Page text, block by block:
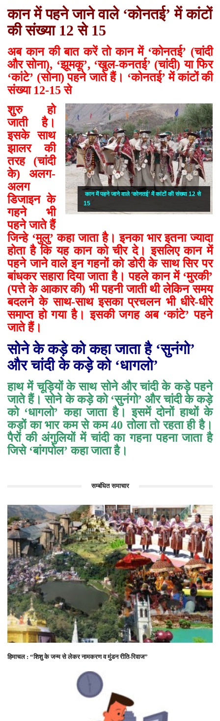
कान मेंपहनेजाने वाले ‘कोनतई’में कांटों
की संख्या 12 से 15
अब कान की बात करें तो कान में ‘कोनतई’ (चांदी
और सोना), ‘झूमकू’, ‘खुल-कनतई’ (चांदी) या फिर
‘कांटे’ (सोना) पहने जाते हैं। ‘कोनतई’ में कांटों की
संख्या 12-15 से
कान में पहने जाने वाले ‘कोनतई’ में कांटों की संख्या 12 से
15
शुरु हो
जाती है।
इसके साथ
झालर की
तरह (चांदी
के) अलग-
अलग
डिजाइन के
गहने भी
पहने जाते हैं
जिन्हे ‘मुलु’ कहा जाता है। इनका भार इतना ज्यादा
होता है कि यह कान को चीर दे। इसलिए कान में
पहने जाने वाले इन गहनों को डोरी के साथ सिर पर
बांधकर सहारा दिया जाता है। पहले कान में ‘मुरकी’
(पत्ते के आकार की) भी पहनी जाती थी लेकिन समय
बदलने के साथ-साथ इसका प्रचलन भी धीरे-धीरे
समाप्त हो गया है। इसकी जगह अब ‘कांटे’ पहने
जाते हैं।
सोने के कड़े को कहा जाता है ‘सुनंगो’
और चांदी के कड़े को ‘धागलो’
हाथ में चूड़ियों के साथ सोने और चांदी के कड़े पहने
जाते हैं। सोने के कड़े को ‘सुनंगो’ और चांदी के कड़े
को ‘धागलो’ कहा जाता है। इसमें दोनों हाथों के
कड़ों का भार कम से कम 40 तोला तो रहता ही है।
पैरों की अंगुलियों में चांदी का गहना पहना जाता है
जिसे ‘बांगपोल’ कहा जाता है।
सम्बंधित समाचार
हिमाचल : “शिशु के जन्म से लेकर नामकरण व मुंडन रीति-रिवाज”